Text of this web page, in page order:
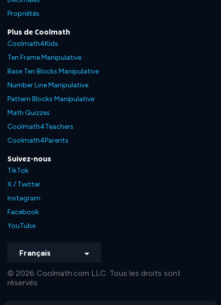
Propriétés
Plus de Coolmath
Coolmath4Kids
Ten Frame Manipulative
Base Ten Blocks Manipulative
Number Line Manipulative
Pattern Blocks Manipulative
Math Quizzes
Coolmath4Teachers
Coolmath4Parents
Suivez-nous
TikTok
X / Twitter
Instagram
Facebook
YouTube
Français
© 2026 Coolmath.com LLC. Tous les droits sont
réservés.